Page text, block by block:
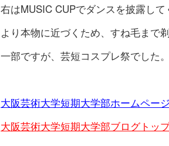
右はMUSIC CUPでダンスを披露して
より本物に近づくため、すね毛まで剃
一部ですが、芸短コスプレ祭でした。
大阪芸術大学短期大学部ホームページ
大阪芸術大学短期大学部ブログトッ